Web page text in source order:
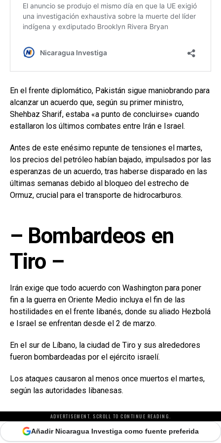
En el frente diplomático, Pakistán sigue maniobrando para
alcanzar un acuerdo que, según su primer ministro,
Shehbaz Sharif, estaba «a punto de concluirse» cuando
estallaron los últimos combates entre Irán e Israel.
Antes de este enésimo repunte de tensiones el martes,
los precios del petróleo habían bajado, impulsados por las
esperanzas de un acuerdo, tras haberse disparado en las
últimas semanas debido al bloqueo del estrecho de
Ormuz, crucial para el transporte de hidrocarburos.
– Bombardeos en
Tiro –
Irán exige que todo acuerdo con Washington para poner
fin a la guerra en Oriente Medio incluya el fin de las
hostilidades en el frente libanés, donde su aliado Hezbolá
e Israel se enfrentan desde el 2 de marzo.
En el sur de Líbano, la ciudad de Tiro y sus alrededores
fueron bombardeadas por el ejército israelí.
Los ataques causaron al menos once muertos el martes,
según las autoridades libanesas.
ADVERTISEMENT. SCROLL TO CONTINUE READING.
Añadir Nicaragua Investiga como fuente preferida